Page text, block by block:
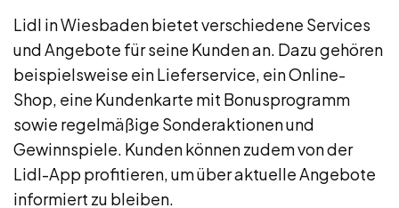
Lidl in Wiesbaden bietet verschiedene Services
und Angebote für seine Kunden an. Dazu gehören
beispielsweise ein Lieferservice, ein Online-
Shop, eine Kundenkarte mit Bonusprogramm
sowie regelmäßige Sonderaktionen und
Gewinnspiele. Kunden können zudem von der
Lidl-App profitieren, um über aktuelle Angebote
informiert zu bleiben.